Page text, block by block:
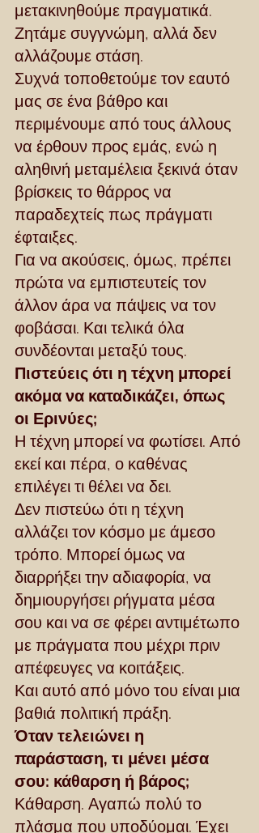
μετακινηθούμε πραγματικά.
Ζητάμε συγγνώμη, αλλά δεν
αλλάζουμε στάση.
Συχνά τοποθετούμε τον εαυτό
μας σε ένα βάθρο και
περιμένουμε από τους άλλους
να έρθουν προς εμάς, ενώ η
αληθινή μεταμέλεια ξεκινά όταν
βρίσκεις το θάρρος να
παραδεχτείς πως πράγματι
έφταιξες.
Για να ακούσεις, όμως, πρέπει
πρώτα να εμπιστευτείς τον
άλλον άρα να πάψεις να τον
φοβάσαι. Και τελικά όλα
συνδέονται μεταξύ τους.
Πιστεύεις ότι η τέχνη μπορεί
ακόμα να καταδικάζει, όπως
οι Ερινύες;
Η τέχνη μπορεί να φωτίσει. Από
εκεί και πέρα, ο καθένας
επιλέγει τι θέλει να δει.
Δεν πιστεύω ότι η τέχνη
αλλάζει τον κόσμο με άμεσο
τρόπο. Μπορεί όμως να
διαρρήξει την αδιαφορία, να
δημιουργήσει ρήγματα μέσα
σου και να σε φέρει αντιμέτωπο
με πράγματα που μέχρι πριν
απέφευγες να κοιτάξεις.
Και αυτό από μόνο του είναι μια
βαθιά πολιτική πράξη.
Όταν τελειώνει η
παράσταση, τι μένει μέσα
σου: κάθαρση ή βάρος;
Κάθαρση. Αγαπώ πολύ το
πλάσμα που υποδύομαι. Έχει